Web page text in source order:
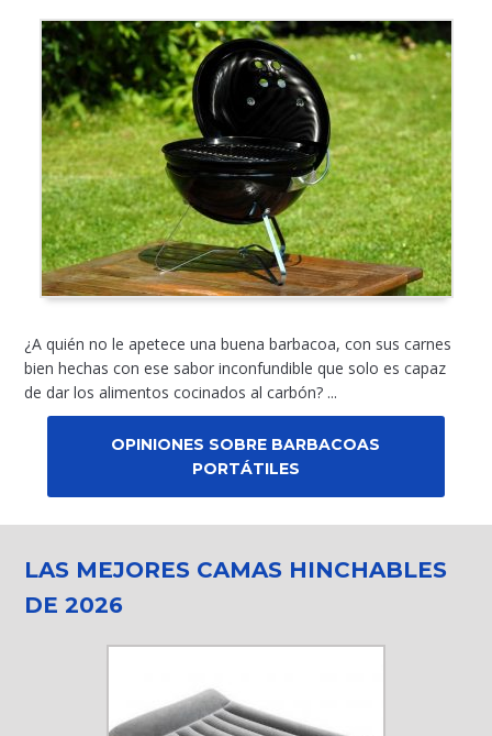
¿A quién no le apetece una buena barbacoa, con sus carnes
bien hechas con ese sabor inconfundible que solo es capaz
de dar los alimentos cocinados al carbón? ...
OPINIONES SOBRE BARBACOAS
PORTÁTILES
LAS MEJORES CAMAS HINCHABLES
DE 2026